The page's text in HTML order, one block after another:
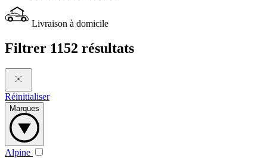
Livraison à domicile
Filtrer 1152 résultats
Réinitialiser
Marques
Alpine